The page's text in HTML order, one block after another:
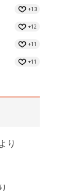
+13
+12
+11
+11
より